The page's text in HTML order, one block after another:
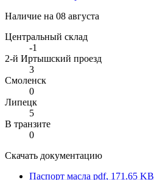
Наличие на 08 августа
Центральный склад
-1
2-й Иртышский проезд
3
Смоленск
0
Липецк
5
В транзите
0
Скачать документацию
Паспорт масла pdf, 171.65 KB